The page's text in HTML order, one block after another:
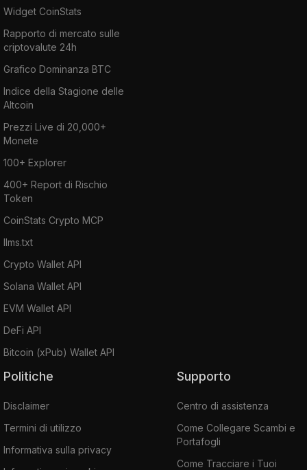
Widget CoinStats
Rapporto di mercato sulle
criptovalute 24h
Grafico Dominanza BTC
Indice della Stagione delle
Altcoin
Prezzi Live di 20,000+
Monete
100+ Explorer
400+ Report di Rischio
Token
CoinStats Crypto MCP
llms.txt
Crypto Wallet API
Solana Wallet API
EVM Wallet API
DeFi API
Bitcoin (xPub) Wallet API
Politiche
Disclaimer
Termini di utilizzo
Informativa sulla privacy
Supporto
Centro di assistenza
Come Collegare Scambi e
Portafogli
Come Tracciare i Tuoi